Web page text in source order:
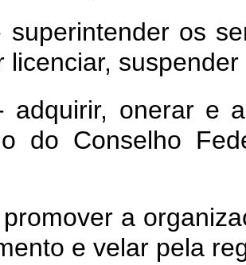
superintender os
licenciar,
adquirir, onerar e
do Conselho
a
e velar pela